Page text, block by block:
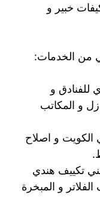
خبير و
من الخدمات:
للفنادق و
و المكاتب
و اصلاح
تكييف هندي
و المبخرة